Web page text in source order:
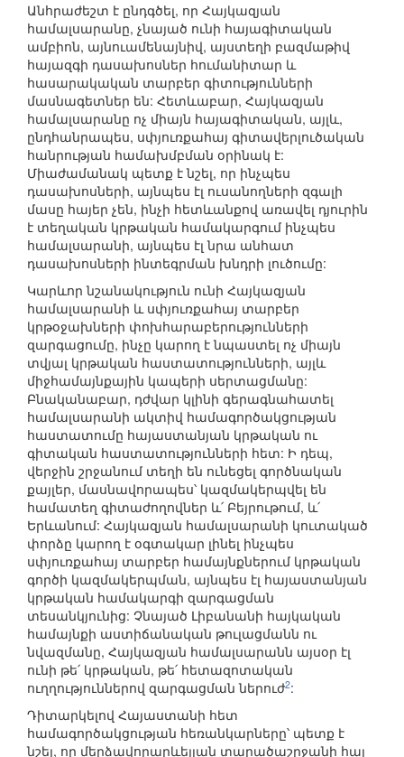
Անհրաժեշտ է ընդգծել, որ Հայկազյան
համալսարանը, չնայած ունի հայագիտական
ամբիոն, այնուամենայնիվ, այստեղի բազմաթիվ
հայազգի դասախոսներ հումանիտար և
հասարակական տարբեր գիտությունների
մասնագետներ են: Հետևաբար, Հայկազյան
համալսարանը ոչ միայն հայագիտական, այլև,
ընդհանրապես, սփյուռքահայ գիտավերլուծական
հանրության համախմբման օրինակ է:
Միաժամանակ պետք է նշել, որ ինչպես
դասախոսների, այնպես էլ ուսանողների զգալի
մասը հայեր չեն, ինչի հետևանքով առավել դյուրին
է տեղական կրթական համակարգում ինչպես
համալսարանի, այնպես էլ նրա անհատ
դասախոսների ինտեգրման խնդրի լուծումը:
Կարևոր նշանակություն ունի Հայկազյան
համալսարանի և սփյուռքահայ տարբեր
կրթօջախների փոխհարաբերությունների
զարգացումը, ինչը կարող է նպաստել ոչ միայն
տվյալ կրթական հաստատությունների, այլև
միջհամայնքային կապերի սերտացմանը:
Բնականաբար, դժվար կլինի գերագնահատել
համալսարանի ակտիվ համագործակցության
հաստատումը հայաստանյան կրթական ու
գիտական հաստատությունների հետ: Ի դեպ,
վերջին շրջանում տեղի են ունեցել գործնական
քայլեր, մասնավորապես՝ կազմակերպվել են
համատեղ գիտաժողովներ և՛ Բեյրութում, և՛
Երևանում: Հայկազյան համալսարանի կուտակած
փորձը կարող է օգտակար լինել ինչպես
սփյուռքահայ տարբեր համայնքներում կրթական
գործի կազմակերպման, այնպես էլ հայաստանյան
կրթական համակարգի զարգացման
տեսանկյունից: Չնայած Լիբանանի հայկական
համայնքի աստիճանական թուլացմանն ու
նվազմանը, Հայկազյան համալսարանն այսօր էլ
ունի թե՛ կրթական, թե՛ հետազոտական
ուղղություններով զարգացման ներուժ2:
Դիտարկելով Հայաստանի հետ
համագործակցության հեռանկարները՝ պետք է
նշել, որ մերձավորարևելյան տարածաշրջանի հայ